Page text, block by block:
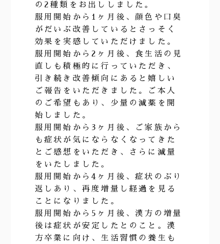
の2種類をお出ししました。
服用開始から1ヶ月後、顔色や口臭
がだいぶ改善しているとさっそく
効果を実感していただけました。
服用開始から2ヶ月後、食生活の見
直しも積極的に行っていただき、
引き続き改善傾向にあると嬉しい
ご報告をいただきました。ご本人
のご希望もあり、少量の減薬を開
始しました。
服用開始から3ヶ月後、ご家族から
も症状が気にならなくなってきた
とご感想をいただき、さらに減量
をいたしました。
服用開始から4ヶ月後、症状のぶり
返しあり、再度増量し経過を見る
ことになりました。
服用開始から5ヶ月後、漢方の増量
後は症状が安定したとのこと。漢
方卒業に向け、生活習慣の養生も